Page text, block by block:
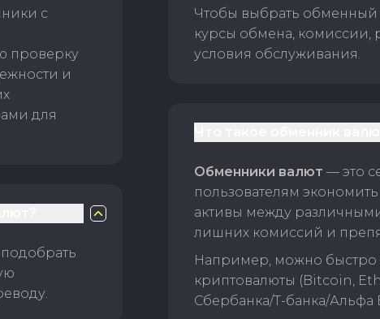
с
проверку
и
для
Чтобы выбрать обменный
курсы обмена, комиссии,
условия обслуживания.
Обменники валют — это
пользователям
активы между
лишних комиссий и
Например, можно быстро
криптовалюты (Bitcoin,
Сбербанка/Т-банка/Альфа